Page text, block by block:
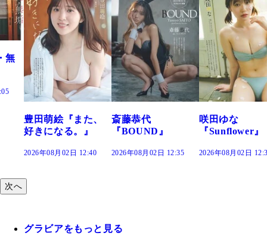
斎藤恭代
『BOUND』
2026年08月02日 12:35
咲田ゆな
『Sunflower』
2026年08月02日 12:30
藤水咲桜『花
だまり』
2026年08月02日
次へ
グラビアをもっと見る